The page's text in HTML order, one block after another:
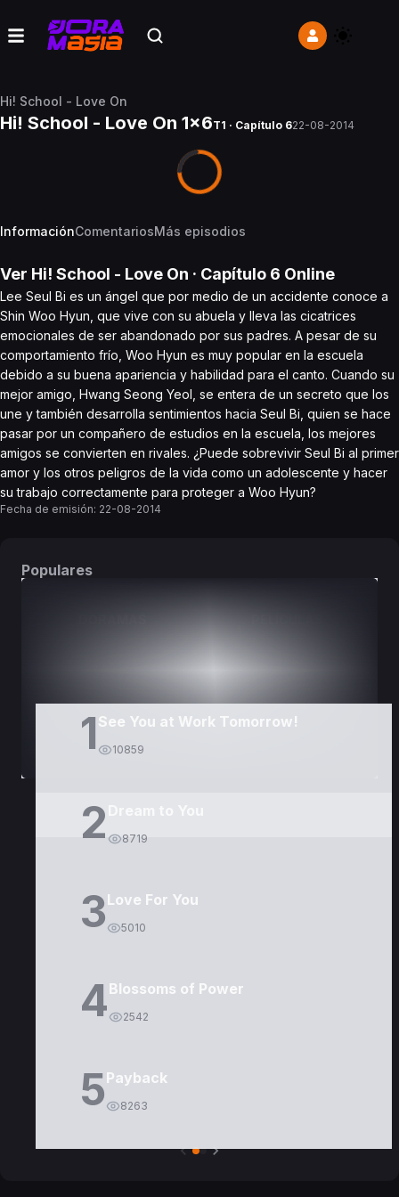
Hi! School - Love On
Hi! School - Love On 1x6T1 · Capítulo 622-08-2014
InformaciónComentariosMás episodios
Ver Hi! School - Love On · Capítulo 6 Online
Lee Seul Bi es un ángel que por medio de un accidente conoce a
Shin Woo Hyun, que vive con su abuela y lleva las cicatrices
emocionales de ser abandonado por sus padres. A pesar de su
comportamiento frío, Woo Hyun es muy popular en la escuela
debido a su buena apariencia y habilidad para el canto. Cuando su
mejor amigo, Hwang Seong Yeol, se entera de un secreto que los
une y también desarrolla sentimientos hacia Seul Bi, quien se hace
pasar por un compañero de estudios en la escuela, los mejores
amigos se convierten en rivales. ¿Puede sobrevivir Seul Bi al primer
amor y los otros peligros de la vida como un adolescente y hacer
su trabajo correctamente para proteger a Woo Hyun?
Fecha de emisión: 22-08-2014
Populares
1 See You at Work Tomorrow!
10859
2 8719
3Love For You
5010
4Blossoms of Power
2542
5Payback
8263